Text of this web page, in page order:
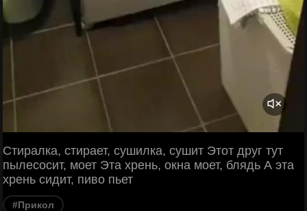
Стиралка, стирает, сушилка, сушит Этот друг тут
пылесосит, моет Эта хрень, окна моет, блядь А эта
хрень сидит, пиво пьет
#Прикол